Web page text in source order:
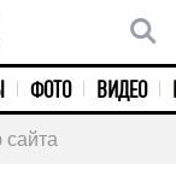
ФОТО ВИДЕО